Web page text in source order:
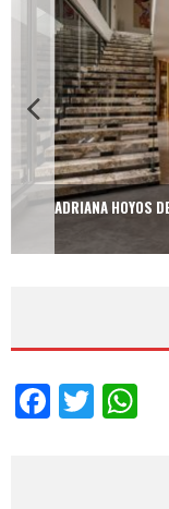
ADRIANA HOYOS